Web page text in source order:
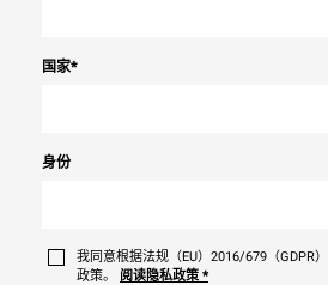
国家*
身份
我同意根据法规（EU）2016/679（GDPR
政策。
阅读隐私政策 *